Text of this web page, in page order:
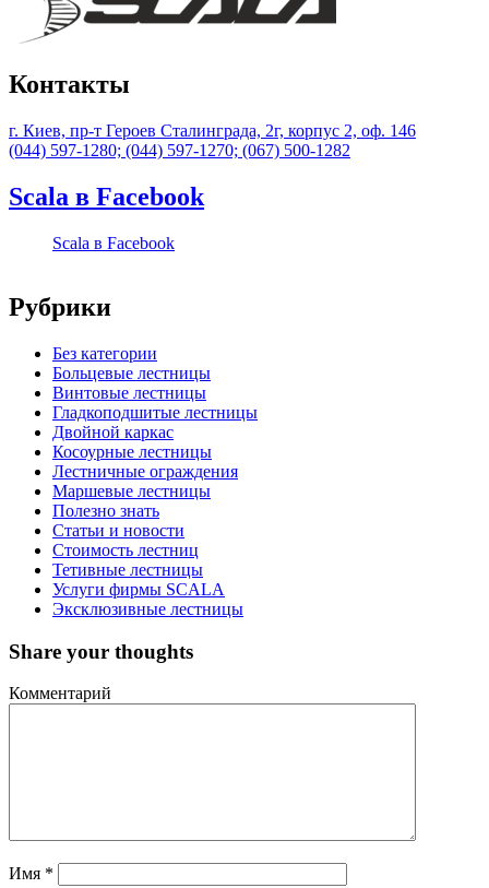
Контакты
г. Киев, пр-т Героев Сталинграда, 2г, корпус 2, оф. 146
(044) 597-1280; (044) 597-1270; (067) 500-1282
Scala в Facebook
Scala в Facebook
Рубрики
Без категории
Больцевые лестницы
Винтовые лестницы
Гладкоподшитые лестницы
Двойной каркас
Косоурные лестницы
Лестничные ограждения
Маршевые лестницы
Полезно знать
Статьи и новости
Стоимость лестниц
Тетивные лестницы
Услуги фирмы SCALA
Эксклюзивные лестницы
Share your thoughts
Комментарий
Имя *